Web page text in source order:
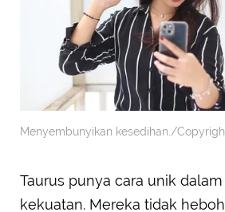
Menyembunyikan kesedihan./
Taurus punya cara unik
kekuatan. Mereka tidak